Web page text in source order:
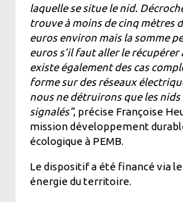
laquelle se situe le nid.
trouve à moins de cinq mètres
euros environ mais la somme
euros s’il faut aller le récupérer
existe également des cas
forme sur des réseaux
nous ne détruirons que les
signalés”, précise Françoise
mission développement
écologique à PEMB.
Le dispositif a été financé via
énergie du territoire.